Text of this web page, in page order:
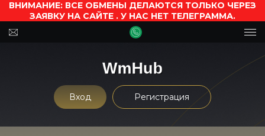
ВНИМАНИЕ: ВСЕ ОБМЕНЫ ДЕЛАЮТСЯ ТОЛЬКО ЧЕРЕЗ
ЗАЯВКУ НА САЙТЕ . У НАС НЕТ ТЕЛЕГРАММА.
Вход Регистрация